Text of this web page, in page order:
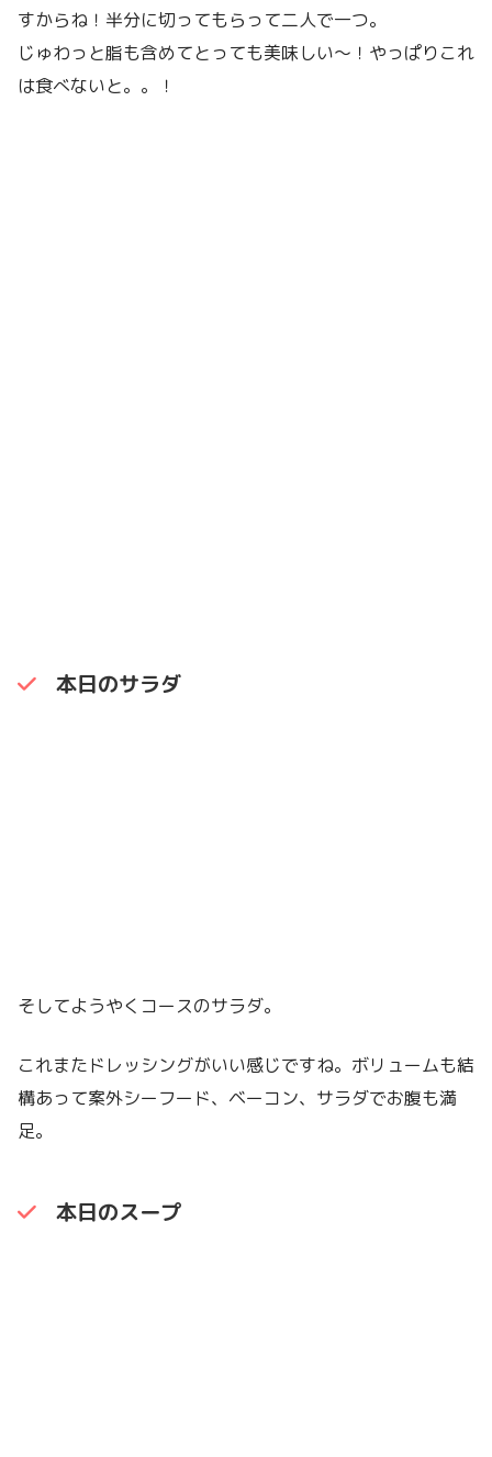
すからね！半分に切ってもらって二人で一つ。
じゅわっと脂も含めてとっても美味しい〜！やっぱりこれ
は食べないと。。！
本日のサラダ
そしてようやくコースのサラダ。
これまたドレッシングがいい感じですね。ボリュームも結
構あって案外シーフード、ベーコン、サラダでお腹も満
足。
本日のスープ